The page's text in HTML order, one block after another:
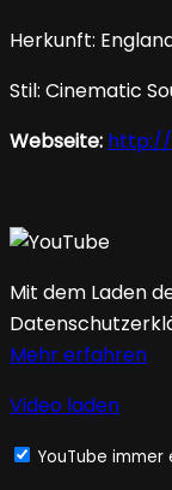
Herkunft:
Stil: Cinematic
Webseite: http://
Mit dem Laden
Mehr erfahren
Video laden
YouTube immer